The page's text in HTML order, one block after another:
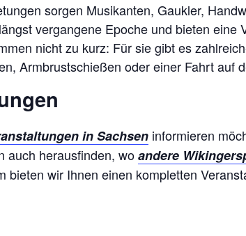
sorgen Musikanten, Gaukler,
vergangene Epoche und bieten
nicht zu kurz: Für sie gibt es
Armbrustschießen oder einer Fahrt
in Sachsen informieren
auch herausfinden, woandere
bieten wir Ihnen einen kompletten